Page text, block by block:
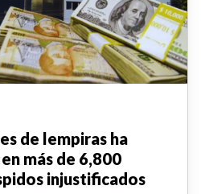
de lempiras ha
más de 6,800
injustificados